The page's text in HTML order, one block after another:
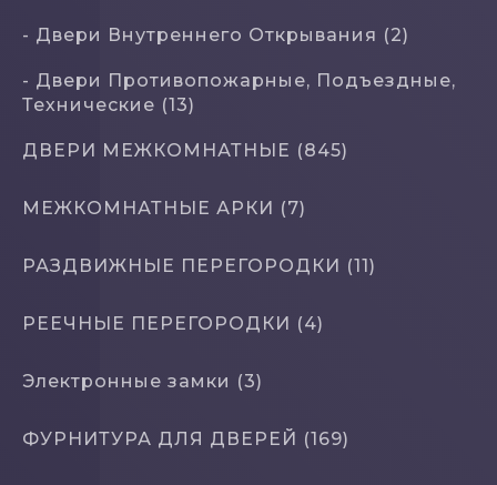
- Двери Внутреннего Открывания (2)
- Двери Противопожарные, Подъездные,
Технические (13)
ДВЕРИ МЕЖКОМНАТНЫЕ (845)
МЕЖКОМНАТНЫЕ АРКИ (7)
РАЗДВИЖНЫЕ ПЕРЕГОРОДКИ (11)
РЕЕЧНЫЕ ПЕРЕГОРОДКИ (4)
Электронные замки (3)
ФУРНИТУРА ДЛЯ ДВЕРЕЙ (169)